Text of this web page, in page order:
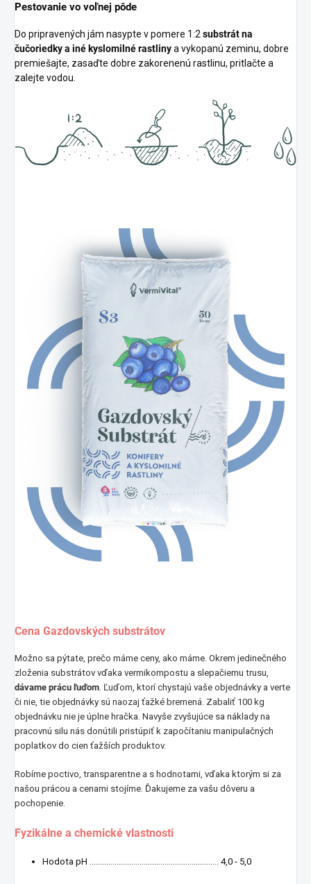
Pestovanie vo voľnej pôde
Do pripravených jám nasypte v pomere 1:2substrát na
čučoriedky a iné kyslomilné rastlinya vykopanú zeminu, dobre
premiešajte, zasaďte dobre zakorenenú rastlinu, pritlačte a
zalejte vodou.
Cena Gazdovských substrátov
Možno sa pýtate, prečo máme ceny, ako máme. Okrem jedinečného
zloženia substrátov vďaka vermikompostu a slepačiemu trusu,
dávame prácu ľuďom. Ľuďom, ktorí chystajú vaše objednávky a verte
či nie, tie objednávky sú naozaj ťažké bremená. Zabaliť 100 kg
objednávku nie je úplne hračka. Navyše zvyšujúce sa náklady na
pracovnú silu nás donútili pristúpiť k započítaniu manipulačných
poplatkov do cien ťažších produktov.
Robíme poctivo, transparentne a s hodnotami, vďaka ktorým si za
našou prácou a cenami stojíme. Ďakujeme za vašu dôveru a
pochopenie.
Fyzikálne a chemické vlastnosti
Hodota pH .............................................................. 4,0 - 5,0